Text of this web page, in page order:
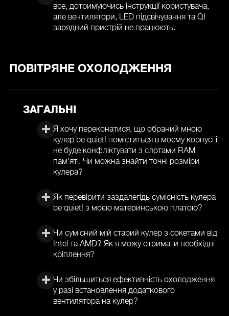
все, дотримуючись інструкції користувача,
але вентилятори, LED підсвічування та QI
зарядний пристрій не працюють.
ПОВІТРЯНЕ ОХОЛОДЖЕННЯ
ЗАГАЛЬНІ
Я хочу переконатися, що обраний мною
кулер be quiet! поміститься в моєму корпусі і
не буде конфліктувати з слотами RAM
пам'яті. Чи можна знайти точні розміри
кулера?
Як перевірити заздалегідь сумісність кулера
be quiet! з моєю материнською платою?
Чи сумісний мій старий кулер з сокетами від
Intel та AMD? Як я можу отримати необхідні
кріплення?
Чи збільшиться ефективність охолодження
у разі встановлення додаткового
вентилятора на кулер?